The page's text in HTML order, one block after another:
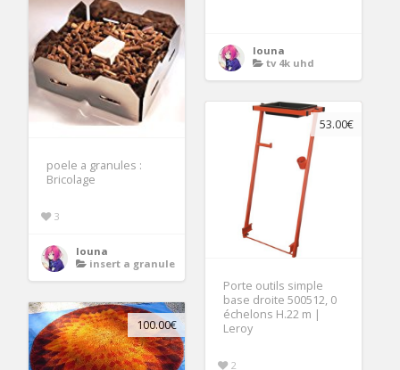
louna
tv 4k uhd
poele a granules :
Bricolage
3
louna
insert a granule
53.00€
Porte outils simple
base droite 500512, 0
échelons H.22 m |
Leroy
2
100.00€